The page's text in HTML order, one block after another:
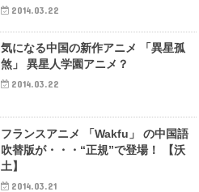
2014.03.22
気になる中国の新作アニメ 「異星孤
煞」 異星人学園アニメ？
2014.03.22
フランスアニメ 「Wakfu」 の中国語
吹替版が・・・“正規”で登場！ 【沃
土】
2014.03.21